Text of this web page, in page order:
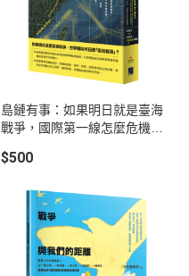
島鏈有事：如果明日就是臺海
戰爭，國際第一線怎麼危機應
運相連？
$500